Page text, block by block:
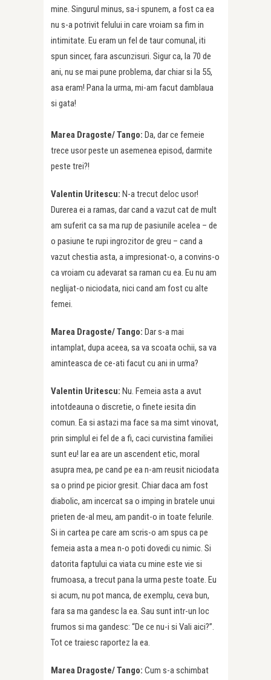
mine. Singurul minus, sa-i spunem, a fost ca ea
nu s-a potrivit felului in care vroiam sa fim in
intimitate. Eu eram un fel de taur comunal, iti
spun sincer, fara ascunzisuri. Sigur ca, la 70 de
ani, nu se mai pune problema, dar chiar si la 55,
asa eram! Pana la urma, mi-am facut damblaua
si gata!
Marea Dragoste/ Tango: Da, dar ce femeie
trece usor peste un asemenea episod, darmite
peste trei?!
Valentin Uritescu: N-a trecut deloc usor!
Durerea ei a ramas, dar cand a vazut cat de mult
am suferit ca sa ma rup de pasiunile acelea – de
o pasiune te rupi ingrozitor de greu – cand a
vazut chestia asta, a impresionat-o, a convins-o
ca vroiam cu adevarat sa raman cu ea. Eu nu am
neglijat-o niciodata, nici cand am fost cu alte
femei.
Marea Dragoste/ Tango: Dar s-a mai
intamplat, dupa aceea, sa va scoata ochii, sa va
aminteasca de ce-ati facut cu ani in urma?
Valentin Uritescu: Nu. Femeia asta a avut
intotdeauna o discretie, o finete iesita din
comun. Ea si astazi ma face sa ma simt vinovat,
prin simplul ei fel de a fi, caci curvistina familiei
sunt eu! Iar ea are un ascendent etic, moral
asupra mea, pe cand pe ea n-am reusit niciodata
sa o prind pe picior gresit. Chiar daca am fost
diabolic, am incercat sa o imping in bratele unui
prieten de-al meu, am pandit-o in toate felurile.
Si in cartea pe care am scris-o am spus ca pe
femeia asta a mea n-o poti dovedi cu nimic. Si
datorita faptului ca viata cu mine este vie si
frumoasa, a trecut pana la urma peste toate. Eu
si acum, nu pot manca, de exemplu, ceva bun,
fara sa ma gandesc la ea. Sau sunt intr-un loc
frumos si ma gandesc: “De ce nu-i si Vali aici?”.
Tot ce traiesc raportez la ea.
Marea Dragoste/ Tango: Cum s-a schimbat